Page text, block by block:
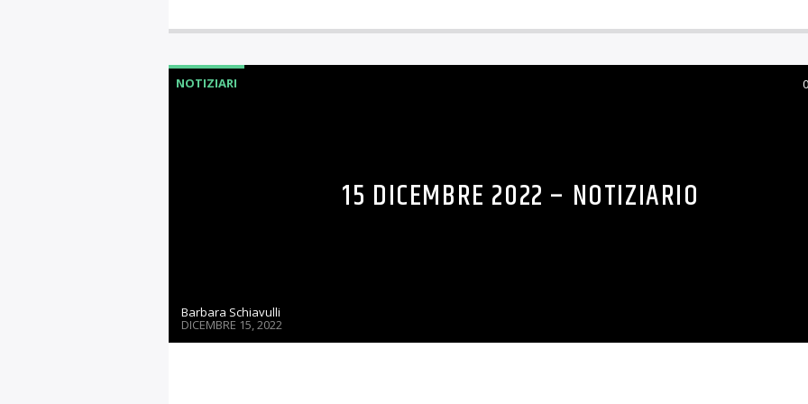
NOTIZIARI 0
15 DICEMBRE 2022 – NOTIZIARIO
Barbara Schiavulli
DICEMBRE 15, 2022